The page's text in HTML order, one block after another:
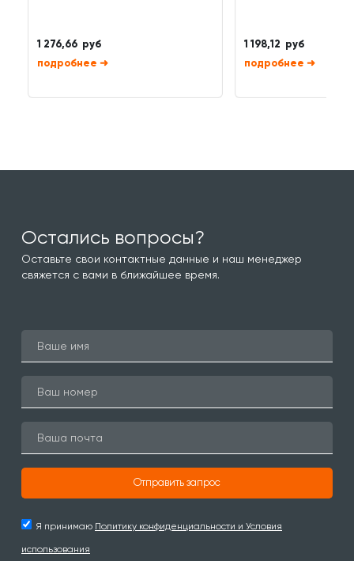
1 276,66 руб
➜
1 198,12 руб
➜
Остались вопросы?
Оставьте свои контактные данные и наш менеджер
свяжется с вами в ближайшее время.
Отправить запрос
Я принимаю Политику конфиденциальности и Условия
использования